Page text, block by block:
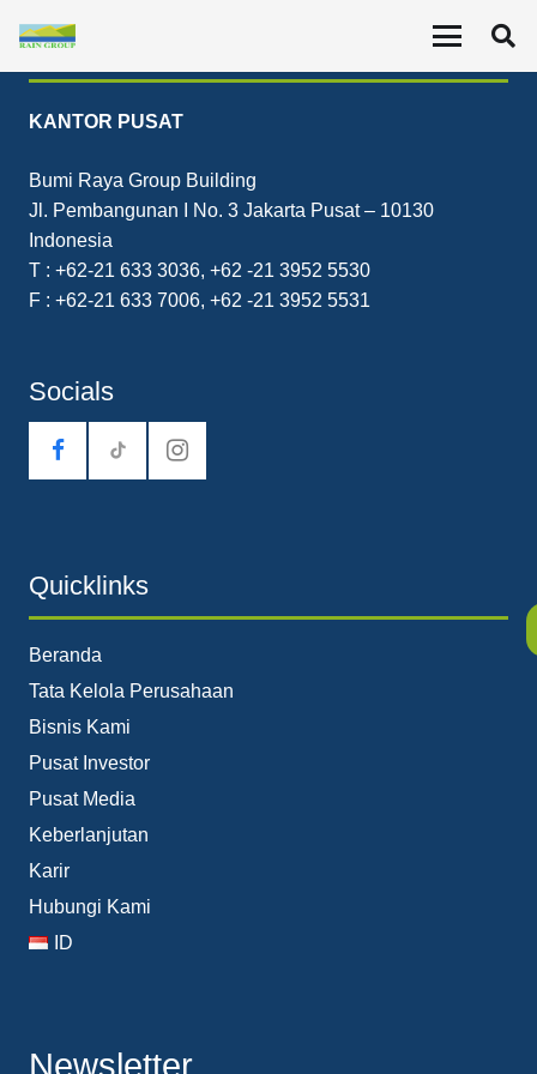
Contact
KANTOR PUSAT
Bumi Raya Group Building
Jl. Pembangunan I No. 3 Jakarta Pusat – 10130
Indonesia
T : +62-21 633 3036, +62 -21 3952 5530
F : +62-21 633 7006, +62 -21 3952 5531
Socials
tiktok
Quicklinks
Beranda
Tata Kelola Perusahaan
Bisnis Kami
Pusat Investor
Pusat Media
Keberlanjutan
Karir
Hubungi Kami
ID
Newsletter